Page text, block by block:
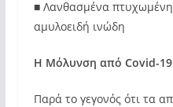
■ Λανθασμένα πτυχωμένη
αμυλοειδή ινώδη
Η Μόλυνση από Covid-19
Παρά το γεγονός ότι τα